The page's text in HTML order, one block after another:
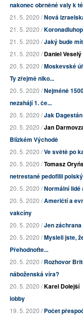
nakonec obrněné valy k
21. 5. 2020 /Nová
21. 5. 2020 /
21. 5. 2020 /Jaký bude
21. 5. 2020 /Daniel Veselý
20. 5. 2020 /Moskevské
Ty zřejmě niko...
20. 5. 2020 /Nejméně
nezahájí 1. če...
20. 5. 2020 /Jak
20. 5. 2020 /Jan
Blízkém Východě
20. 5. 2020 /Ve světě po
20. 5. 2020 /Tomasz
netrestané pedofilii
20. 5. 2020 /Normální lidé
20. 5. 2020 /Američtí a
vakcíny
20. 5. 2020 /Jen
20. 5. 2020 /Mysleli jste,
Přehodnoťte...
20. 5. 2020 /Rozhovor
náboženská víra?
20. 5. 2020 /Karel Dolejší
lobby
19. 5. 2020 /Počet